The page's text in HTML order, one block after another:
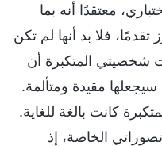
معتقدًا أنه بما
فلا بد أنها لم تكن
شخصيتي المتكبرة أن
مقيدة ومتألمة.
كانت بالغة للغاية.
الخاصة، إذ